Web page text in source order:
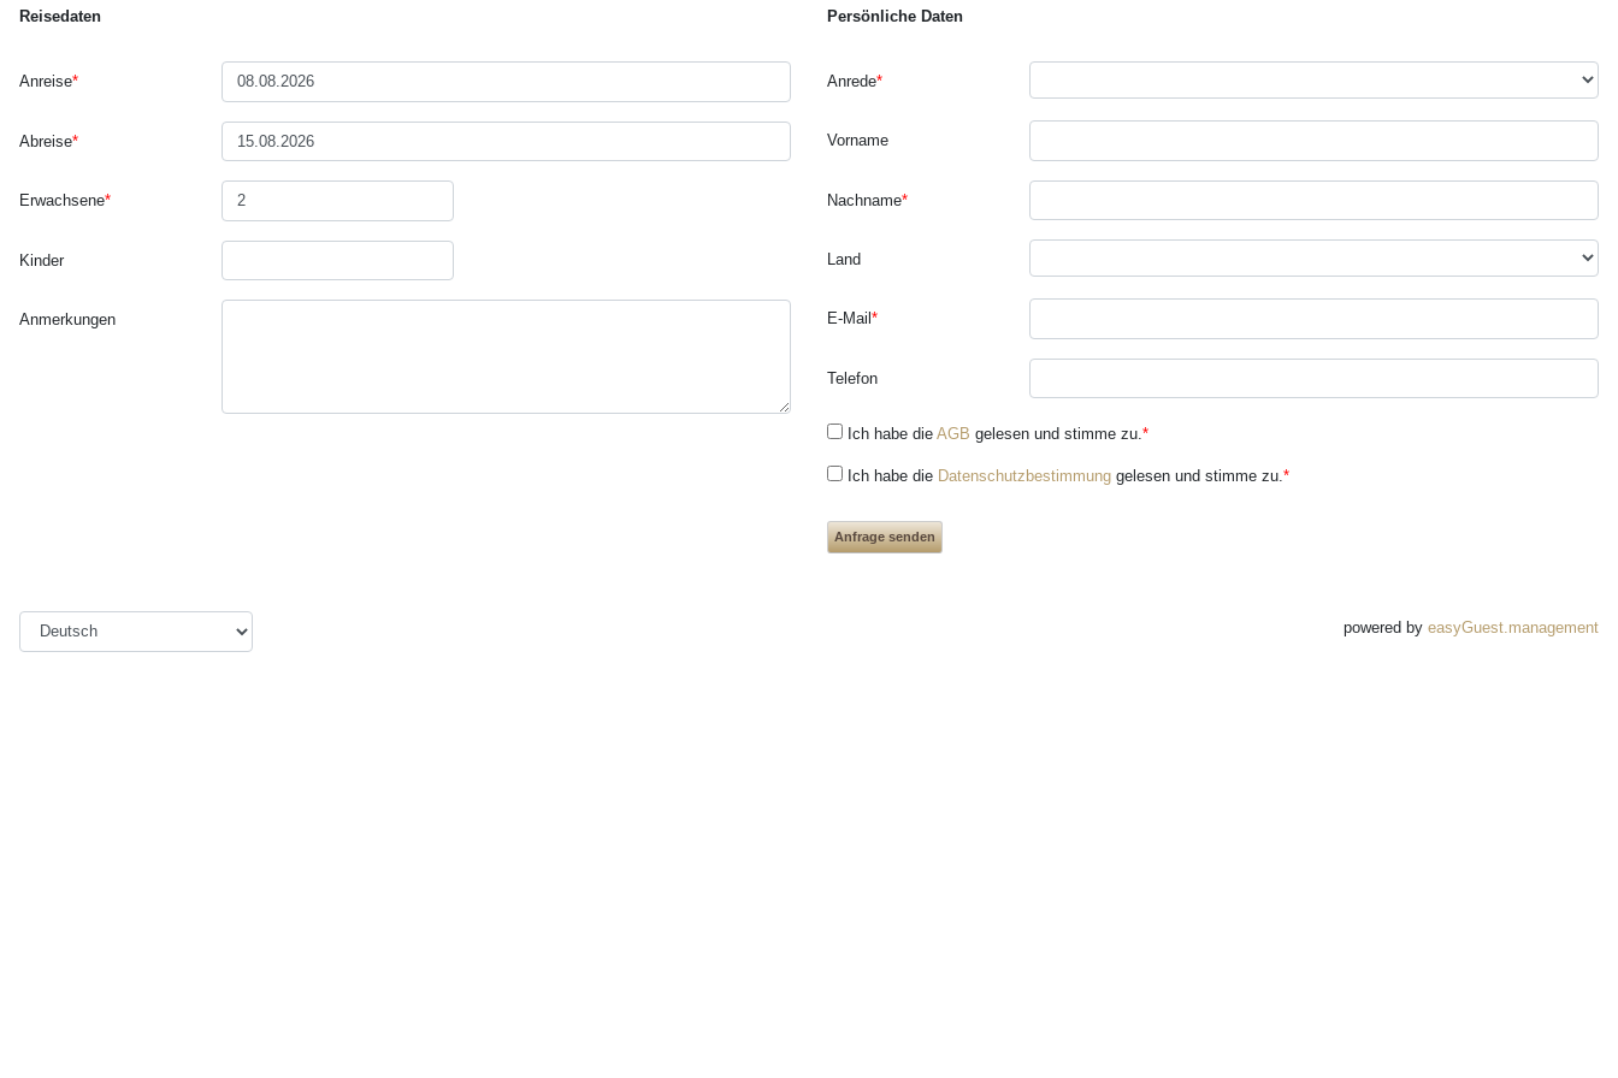
Reisedaten
Anreise*
Abreise*
Erwachsene*
Kinder
Anmerkungen
Persönliche Daten
Anrede*
Vorname
Nachname*
Land
E-Mail *
Telefon
Ich habe die AGB gelesen und stimme zu.*
Ich habe die Datenschutzbestimmung gelesen und stimme zu.*
Anfrage senden
powered by easyGuest.management